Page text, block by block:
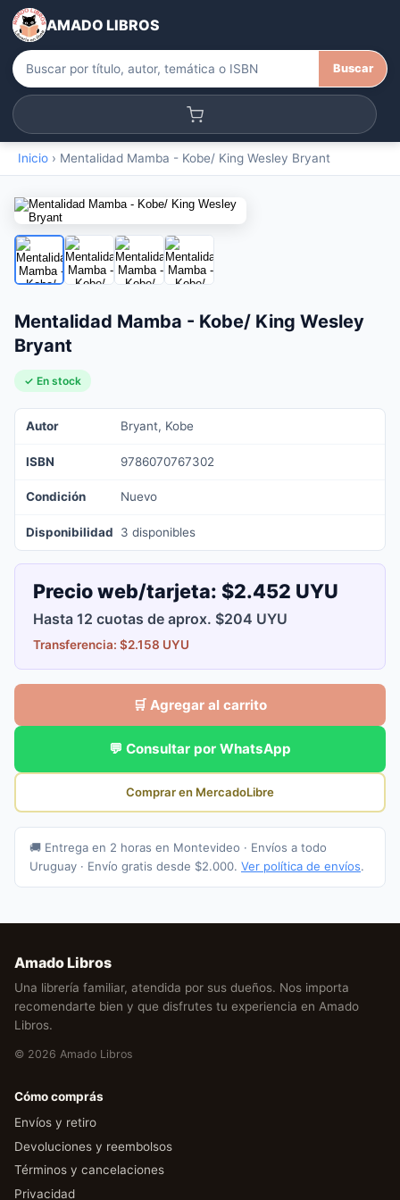
AMADO LIBROS
Buscar
Inicio › Mentalidad Mamba - Kobe/ King Wesley Bryant
Mentalidad Mamba - Kobe/ King Wesley
Bryant
✓ En stock
Autor Bryant, Kobe
ISBN 9786070767302
Condición Nuevo
Disponibilidad 3 disponibles
Precio web/tarjeta: $2.452 UYU
Hasta 12 cuotas de aprox. $204 UYU
Transferencia: $2.158 UYU
🛒 Agregar al carrito
💬 Consultar por WhatsApp
Comprar en MercadoLibre
🚚 Entrega en 2 horas en Montevideo · Envíos a todo
Uruguay · Envío gratis desde $2.000. Ver política de envíos.
Amado Libros
Una librería familiar, atendida por sus dueños. Nos importa
recomendarte bien y que disfrutes tu experiencia en Amado
Libros.
© 2026 Amado Libros
Cómo comprás
Envíos y retiro
Devoluciones y reembolsos
Términos y cancelaciones
Privacidad